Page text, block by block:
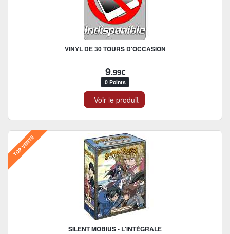
VINYL DE 30 TOURS D'OCCASION
9.99€
0 Points
Voir le produit
TOP VENTE
SILENT MOBIUS - L'INTÉGRALE